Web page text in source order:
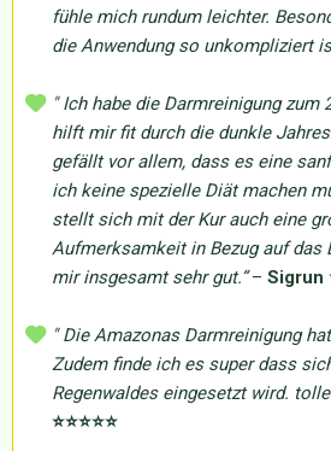
fühle mich rundum leichter.
die Anwendung so unkompliziert
" Ich habe die Darmreinigung zum
hilft mir fit durch die dunkle
gefällt vor allem, dass es eine
ich keine spezielle Diät machen
stellt sich mit der Kur auch eine
Aufmerksamkeit in Bezug auf das
mir insgesamt sehr gut.“– Sigrun
" Die Amazonas Darmreinigung
Zudem finde ich es super dass
Regenwaldes eingesetzt wird.
⭐⭐⭐⭐⭐